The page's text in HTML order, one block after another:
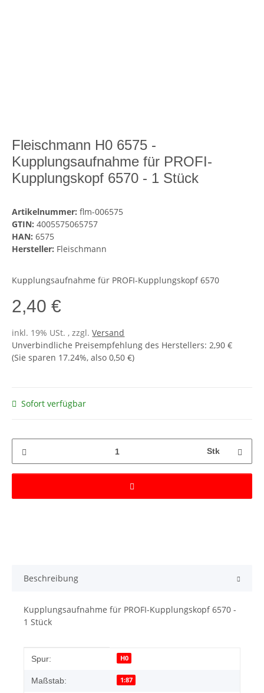
Fleischmann H0 6575 -
Kupplungsaufnahme für PROFI-
Kupplungskopf 6570 - 1 Stück
Artikelnummer:flm-006575
GTIN: 4005575065757
HAN: 6575
Hersteller: Fleischmann
Kupplungsaufnahme für PROFI-Kupplungskopf 6570
2,40 €
inkl. 19% USt. , zzgl.Versand
Unverbindliche Preisempfehlung des Herstellers:2,90 €
(Sie sparen 17.24%, also0,50 €)
Sofort verfügbar
Stk
Beschreibung
Kupplungsaufnahme für PROFI-Kupplungskopf 6570 -
1 Stück
Produkteigenschaft
Wert
Spur: H0
Maßstab: 1:87